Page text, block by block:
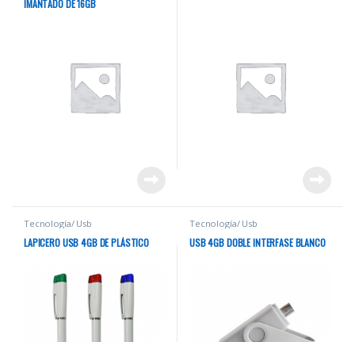
IMANTADO DE 16GB
Tecnología/ Usb
LAPICERO USB 4GB DE PLÁSTICO
Tecnología/ Usb
USB 4GB DOBLE INTERFASE BLANCO